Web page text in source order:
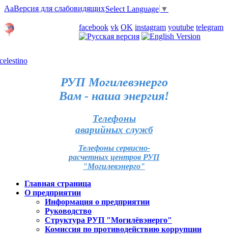
AaВерсия для слабовидящихSelect Language ▼
facebook vk OK instagram youtube telegram
РУП Могилевэнерго
Вам - наша энергия!
Телефоны
аварийных служб
Телефоны сервисно-
расчетных центров РУП
"Могилевэнерго"
Главная страница
О предприятии
Информация о предприятии
Руководство
Структура РУП "Могилёвэнерго"
Комиссия по противодействию коррупции